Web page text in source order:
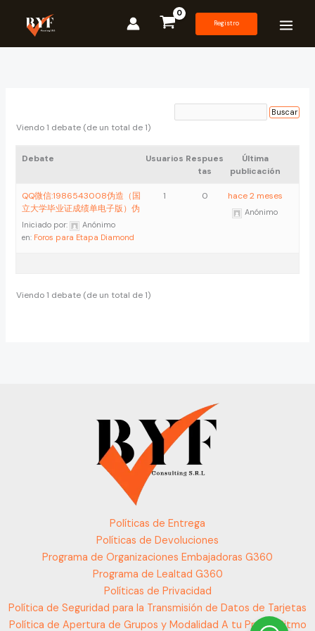
contenido
Registro
Viendo 1 debate (de un total de 1)
Debate Usuarios Respues
tas
Última
publicación
QQ微信:1986543008伪造（国
立大学毕业证成绩单电子版）伪
Iniciado por:
Anónimo
en: Foros para Etapa Diamond
1 0 hace 2 meses
Anónimo
Viendo 1 debate (de un total de 1)
Políticas de Entrega
Políticas de Devoluciones
Programa de Organizaciones Embajadoras G360
Programa de Lealtad G360
Políticas de Privacidad
Política de Seguridad para la Transmisión de Datos de Tarjetas
Política de Apertura de Grupos y Modalidad A tu Propio Ritmo